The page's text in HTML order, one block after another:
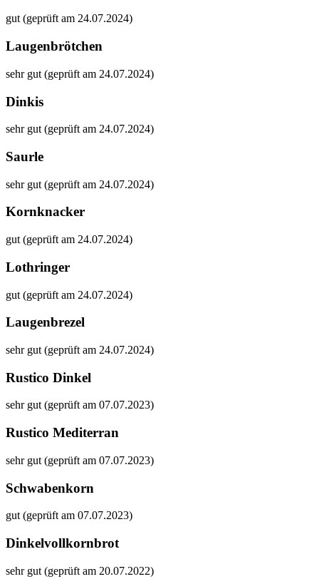
gut (geprüft am 24.07.2024)
Laugenbrötchen
sehr gut (geprüft am 24.07.2024)
Dinkis
sehr gut (geprüft am 24.07.2024)
Saurle
sehr gut (geprüft am 24.07.2024)
Kornknacker
gut (geprüft am 24.07.2024)
Lothringer
gut (geprüft am 24.07.2024)
Laugenbrezel
sehr gut (geprüft am 24.07.2024)
Rustico Dinkel
sehr gut (geprüft am 07.07.2023)
Rustico Mediterran
sehr gut (geprüft am 07.07.2023)
Schwabenkorn
gut (geprüft am 07.07.2023)
Dinkelvollkornbrot
sehr gut (geprüft am 20.07.2022)